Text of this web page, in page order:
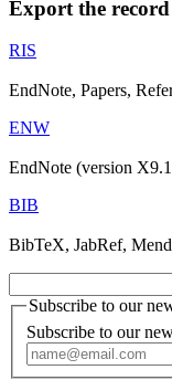
Export the
RIS
EndNote, Papers,
ENW
EndNote (version
BIB
BibTeX, JabRef,
Subscribe to our
Subscribe to our